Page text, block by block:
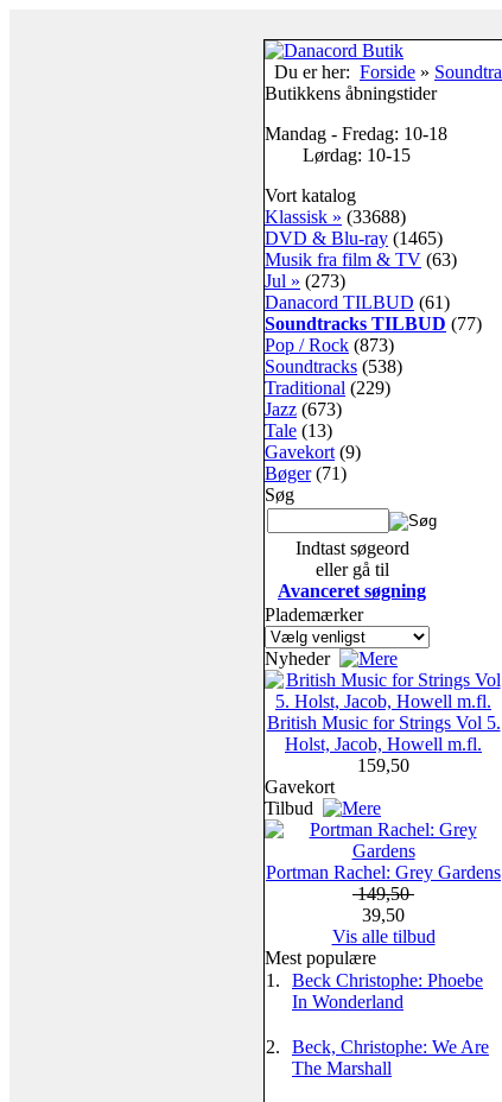
Du er her: Forside »
Butikkens åbningstider
Mandag - Fredag: 10-18
Lørdag: 10-15
Vort katalog
Klassisk » (33688)
DVD & Blu-ray (1465)
Musik fra film & TV (63)
Jul » (273)
Danacord TILBUD (61)
Soundtracks TILBUD (77)
Pop / Rock (873)
Soundtracks (538)
Traditional (229)
Jazz (673)
Tale (13)
Gavekort (9)
Bøger(71)
Søg
Indtast søgeord
eller gå til
Avanceret søgning
Plademærker
Nyheder
British Music for Strings Vol 5.
Holst, Jacob, Howell m.fl.
159,50
Gavekort
Tilbud
Portman Rachel: Grey Gardens
149,50
39,50
Vis alle tilbud
Mest populære
1.
Beck Christophe: Phoebe
In Wonderland
2.
Beck, Christophe: We Are
The Marshall